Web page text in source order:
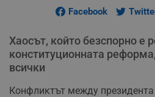
Facebook
Хаосът, който безспорно е
конституционната
всички
Конфликтът между